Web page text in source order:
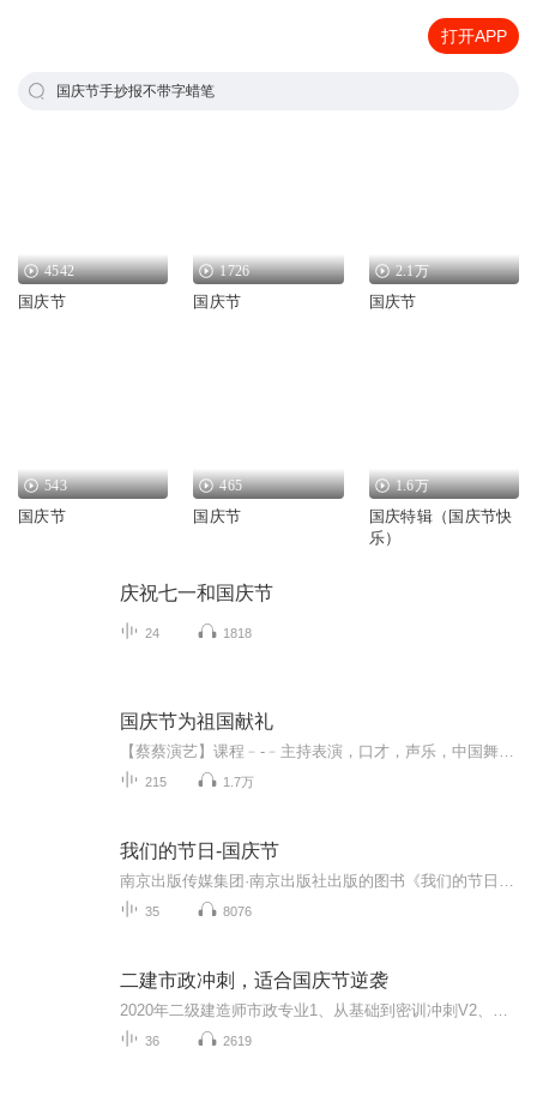
打开APP
国庆节手抄报不带字蜡笔
4542
国庆节
1726
国庆节
2.1万
国庆节
543
国庆节
465
国庆节
1.6万
国庆特辑（国庆节快
乐）
庆祝七一和国庆节
24 1818
国庆节为祖国献礼
215 1.7万
我们的节日-国庆节
35 8076
二建市政冲刺，适合国庆节逆袭
36 2619